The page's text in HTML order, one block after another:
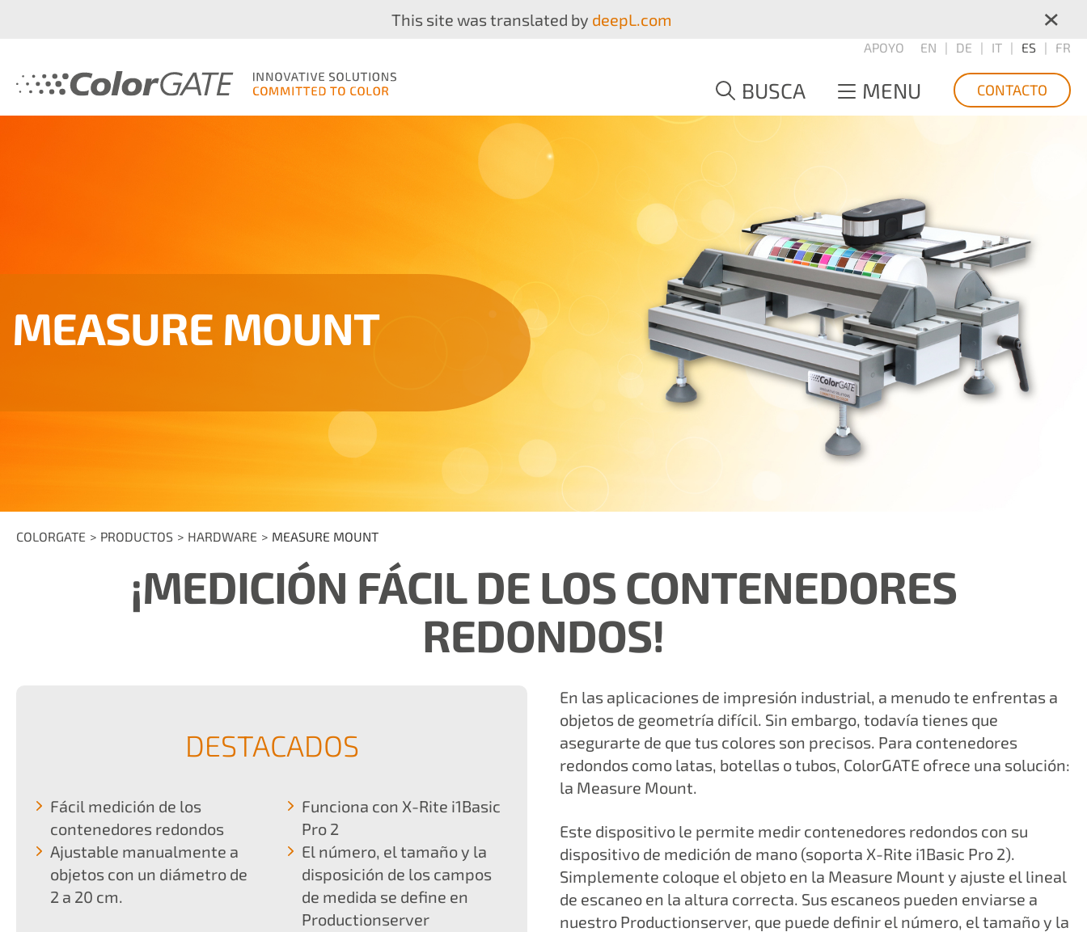
This site was translated by deepL.com ×
APOYO EN DE IT ES FR
BUSCA MENU CONTACTO
MEASURE MOUNT
COLORGATE PRODUCTOS HARDWARE MEASURE MOUNT
¡MEDICIÓN FÁCILDE LOS CONTENEDORES
REDONDOS!
DESTACADOS
Fácil medición de los
contenedores redondos
Ajustable manualmente a
objetos con un diámetro de
2 a 20 cm.
Funciona con X-Rite i1Basic
Pro 2
El número, el tamaño y la
disposición de los campos
de medida se define en
Productionserver
En las aplicaciones de impresión industrial, a menudo te enfrentas a
objetos de geometría difícil. Sin embargo, todavía tienes que
asegurarte de que tus colores son precisos. Para contenedores
redondos como latas, botellas o tubos, ColorGATE ofrece una solución:
la Measure Mount.
Este dispositivo le permite medir contenedores redondos con su
dispositivo de medición de mano (soporta X-Rite i1Basic Pro 2).
Simplemente coloque el objeto en la Measure Mount y ajuste el lineal
de escaneo en la altura correcta. Sus escaneos pueden enviarse a
nuestro Productionserver, que puede definir el número, el tamaño y la